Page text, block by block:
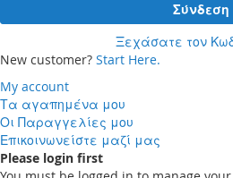
Σύνδεση
Ξεχάσατε τον
New customer? Start Here.
My account
Τα αγαπημένα μου
Οι Παραγγελίες μου
Επικοινωνείστε μαζί μας
Please login first